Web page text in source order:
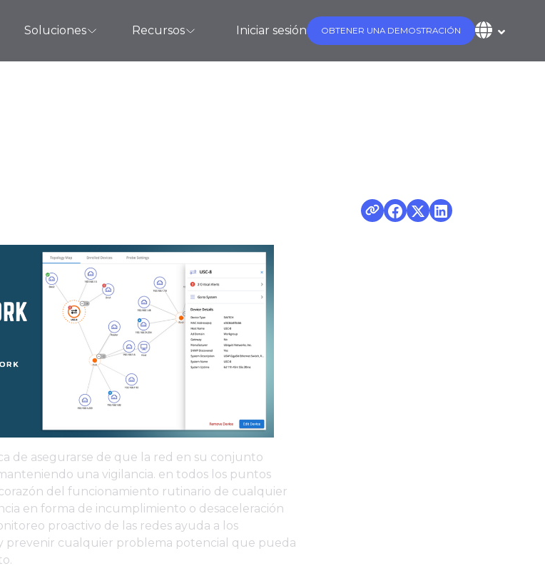
Soluciones Recursos Iniciar sesión OBTENER UNA DEMOSTRACIÓN
de asegurarse de que la red en su conjunto
una vigilancia. en todos los puntos
del funcionamiento rutinario de cualquier
en forma de incumplimiento o desaceleración
proactivo de las redes ayuda a los
prevenir cualquier problema potencial que pueda